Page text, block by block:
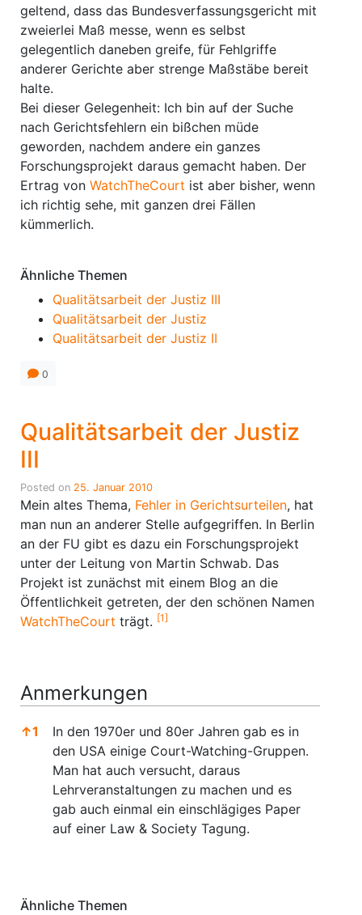
geltend, dass das Bundesverfassungsgericht mit
zweierlei Maß messe, wenn es selbst
gelegentlich daneben greife, für Fehlgriffe
anderer Gerichte aber strenge Maßstäbe bereit
halte.
Bei dieser Gelegenheit: Ich bin auf der Suche
nach Gerichtsfehlern ein bißchen müde
geworden, nachdem andere ein ganzes
Forschungsprojekt daraus gemacht haben. Der
Ertrag von WatchTheCourt ist aber bisher, wenn
ich richtig sehe, mit ganzen drei Fällen
kümmerlich.
Ähnliche Themen
Qualitätsarbeit der Justiz III
Qualitätsarbeit der Justiz
Qualitätsarbeit der Justiz II
0
Qualitätsarbeit der Justiz
III
Posted on 25. Januar 2010
Mein altes Thema, Fehler in Gerichtsurteilen, hat
man nun an anderer Stelle aufgegriffen. In Berlin
an der FU gibt es dazu ein Forschungsprojekt
unter der Leitung von Martin Schwab. Das
Projekt ist zunächst mit einem Blog an die
Öffentlichkeit getreten, der den schönen Namen
WatchTheCourt trägt. [1]
Anmerkungen
↑1
In den 1970er und 80er Jahren gab es in
den USA einige Court-Watching-Gruppen.
Man hat auch versucht, daraus
Lehrveranstaltungen zu machen und es
gab auch einmal ein einschlägiges Paper
auf einer Law & Society Tagung.
Ähnliche Themen